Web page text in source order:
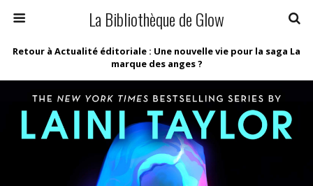
La Bibliothèque de Glow
Retour à Actualité éditoriale : Une nouvelle vie pour la saga La
marque des anges ?